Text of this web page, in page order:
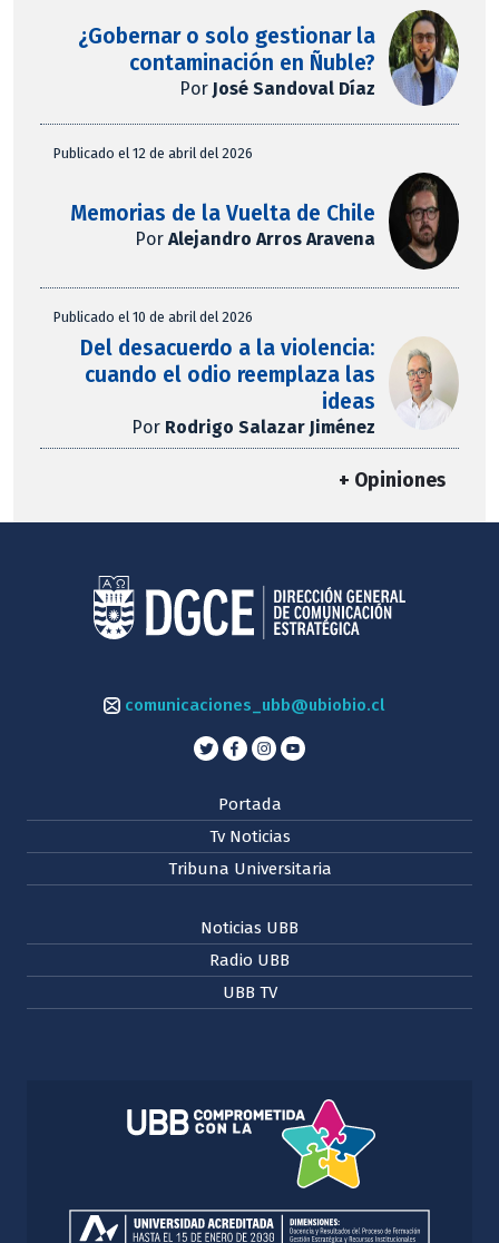
¿Gobernar o solo gestionar la
contaminación en Ñuble?
Por José Sandoval Díaz
Publicado el 12 de abril del 2026
Memorias de la Vuelta de Chile
PorAlejandro Arros Aravena
Publicado el 10 de abril del 2026
Del desacuerdo a la violencia:
cuando el odio reemplaza las
ideas
Por Rodrigo Salazar Jiménez
+ Opiniones
comunicaciones_ubb@ubiobio.cl
Portada
Tv Noticias
Tribuna Universitaria
Noticias UBB
Radio UBB
UBB TV